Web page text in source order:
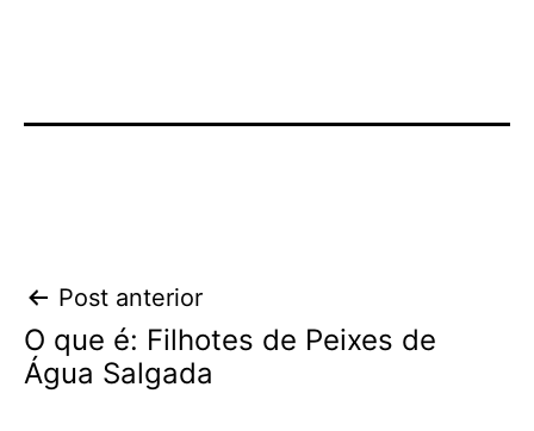
Navegação
de
Post
Post anterior
O que é: Filhotes de Peixes de
Água Salgada